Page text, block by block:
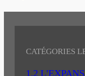
CATÉGORIES
1.2